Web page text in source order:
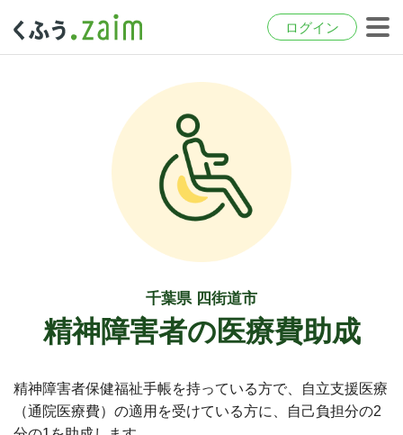
ログイン
千葉県 四街道市
精神障害者の医療費助成
精神障害者保健福祉手帳を持っている方で、自立支援医療
（通院医療費）の適用を受けている方に、自己負担分の2